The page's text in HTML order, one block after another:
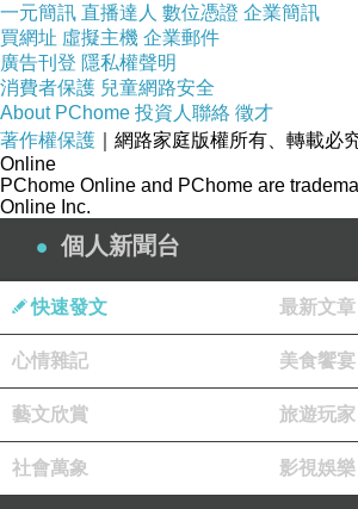
一元簡訊 直播達人 數位憑證 企業簡訊
買網址 虛擬主機 企業郵件
廣告刊登 隱私權聲明
消費者保護 兒童網路安全
About PChome 投資人聯絡 徵才
著作權保護 ｜網路家庭版權所有、轉載必
Online
PChome Online and PChome are
Online Inc.
個人新聞台
快速發文 最新文章
心情雜記 美食饗宴
藝文欣賞 旅遊玩家
社會萬象 影視娛樂